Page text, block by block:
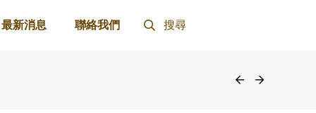
最新消息 聯絡我們 搜尋